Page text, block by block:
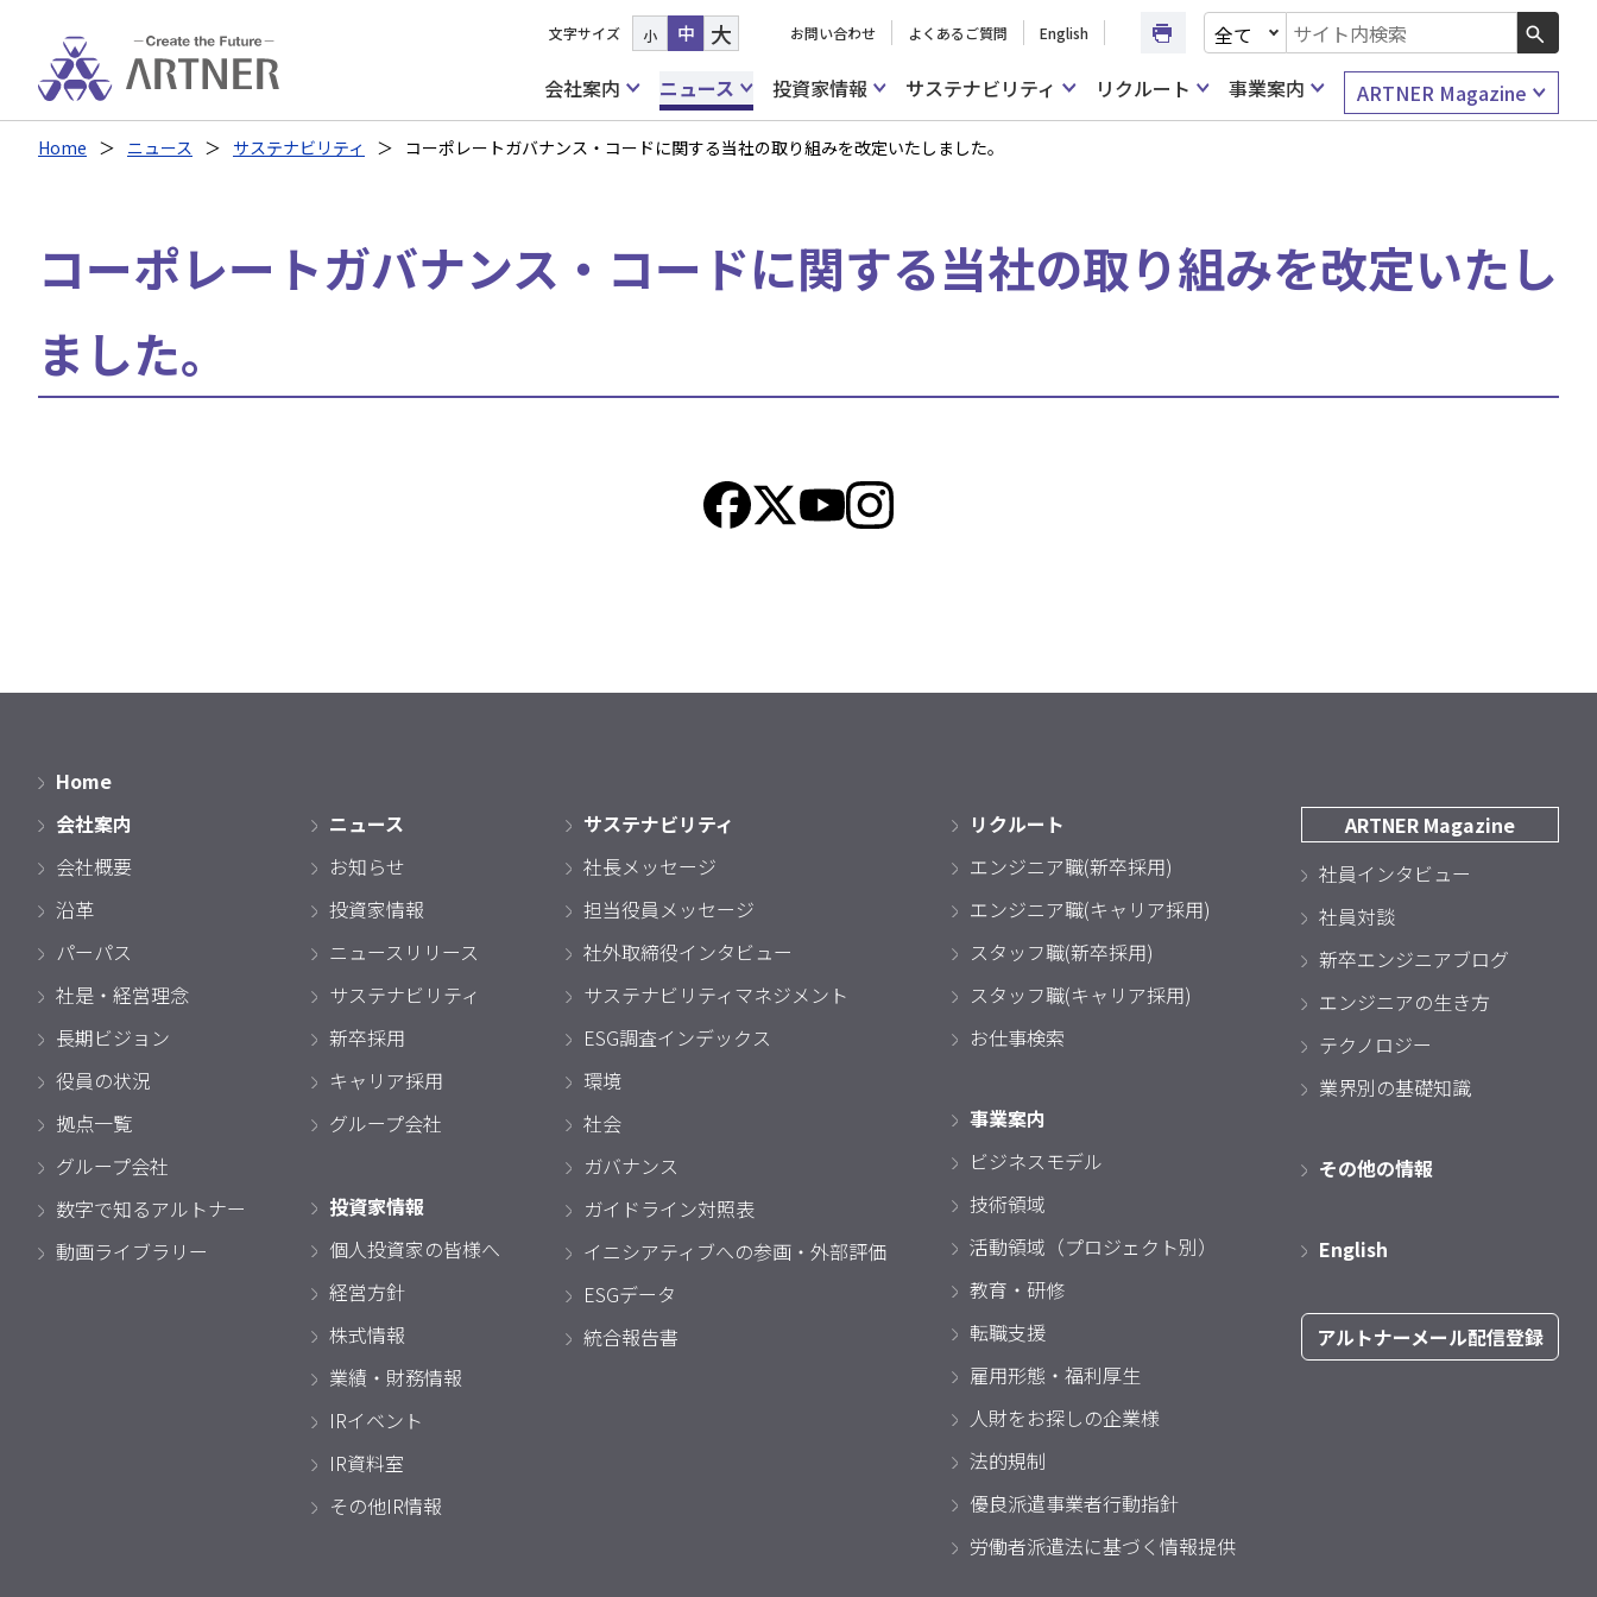
文字サイズ 小 中 大 お問い合わせ よくあるご質問 English
文書種別を選択
検索キーワード入力
会社案内
ニュース 投資家情報 サステナビリティ リクルート 事業案内 ARTNER Magazine
Home ニュース サステナビリティ コーポレートガバナンス・コードに関する当社の取り組みを改定いたしました。
コーポレートガバナンス・コードに関する当社の取り組みを改定いたし
ました。
Home
会社案内
会社概要
沿革
パーパス
社是・経営理念
長期ビジョン
役員の状況
拠点一覧
グループ会社
数字で知るアルトナー
動画ライブラリー
ニュース
お知らせ
投資家情報
ニュースリリース
サステナビリティ
新卒採用
キャリア採用
グループ会社
投資家情報
個人投資家の皆様へ
経営方針
株式情報
業績・財務情報
IRイベント
IR資料室
その他IR情報
サステナビリティ
社長メッセージ
担当役員メッセージ
社外取締役インタビュー
サステナビリティマネジメント
ESG調査インデックス
環境
社会
ガバナンス
ガイドライン対照表
イニシアティブへの参画・外部評価
ESGデータ
統合報告書
リクルート
エンジニア職(新卒採用)
エンジニア職(キャリア採用)
スタッフ職(新卒採用)
スタッフ職(キャリア採用)
お仕事検索
事業案内
ビジネスモデル
技術領域
活動領域（プロジェクト別）
教育・研修
転職支援
雇用形態・福利厚生
人財をお探しの企業様
法的規制
優良派遣事業者行動指針
労働者派遣法に基づく情報提供
ARTNER Magazine
社員インタビュー
社員対談
新卒エンジニアブログ
エンジニアの生き方
テクノロジー
業界別の基礎知識
その他の情報
English
アルトナーメール配信登録